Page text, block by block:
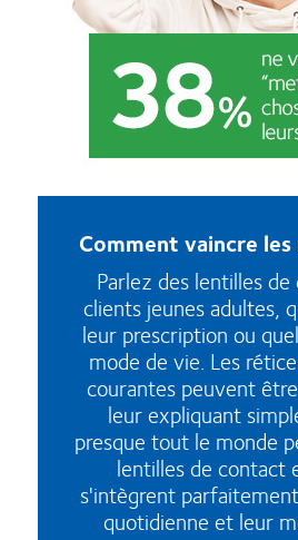
Comment vaincre
Parlez des lentilles
clients jeunes adultes,
leur prescription ou
mode de vie. Les
courantes peuvent
leur expliquant
presque tout le monde
lentilles de contact
s'intègrent
quotidienne et leur